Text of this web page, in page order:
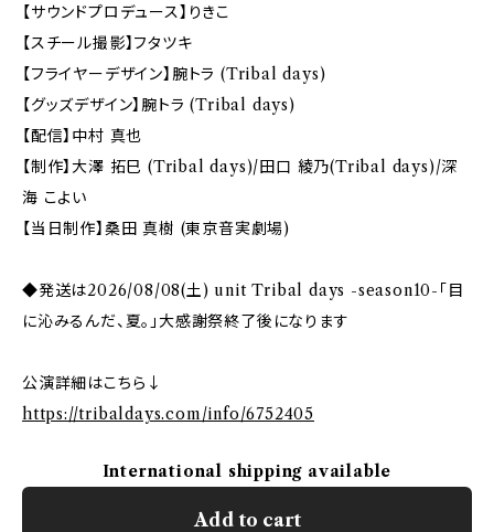
【サウンドプロデュース】りきこ
【スチール撮影】フタツキ
【フライヤーデザイン】腕トラ (Tribal days)
【グッズデザイン】腕トラ (Tribal days)
【配信】中村 真也
【制作】大澤 拓巳 (Tribal days)/田口 綾乃(Tribal days)/深
海 こよい
【当日制作】桑田 真樹 (東京音実劇場)
◆発送は2026/08/08(土) unit Tribal days -season10-「目
に沁みるんだ、夏。」大感謝祭終了後になります
公演詳細はこちら↓
https://tribaldays.com/info/6752405
International shipping available
Add to cart